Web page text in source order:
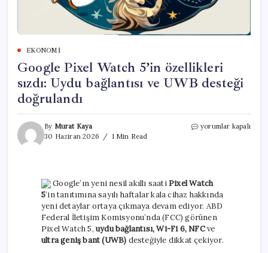
EKONOMI
Google Pixel Watch 5’in özellikleri
sızdı: Uydu bağlantısı ve UWB desteği
doğrulandı
By Murat Kaya
30 Haziran 2026
1 Min Read
Google
Uydu
bağlantısı
ve
UWB
desteği
doğrulandı
için
yorumlar kapalı
Google’ın yeni nesil akıllı saatiPixel Watch
5‘in tanıtımına sayılı haftalar kala cihaz hakkında
yeni detaylar ortaya çıkmaya devam ediyor. ABD
Federal İletişim Komisyonu’nda (FCC) görünen
Pixel Watch 5, uydu bağlantısı, Wi-Fi 6, NFCve
ultra geniş bant (UWB) desteğiyle dikkat çekiyor.